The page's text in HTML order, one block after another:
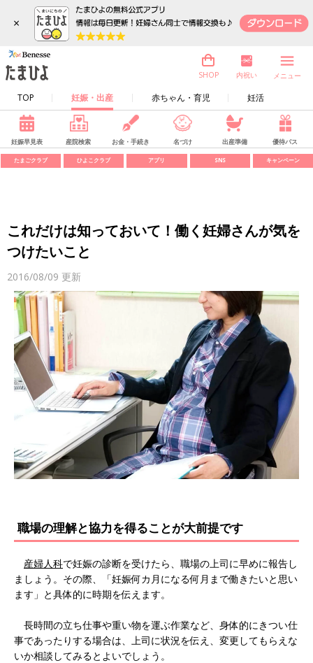
×
TOP 妊娠・出産 赤ちゃん・育児 妊活
SHOP 内祝い メニュー
妊娠早見表 産院検索 お金・手続き 名づけ 出産準備 優待パス
たまごクラブ ひよこクラブ アプリ SNS キャンペーン
これだけは知っておいて！働く妊婦さんが気を
つけたいこと
2016/08/09 更新
職場の理解と協力を得ることが大前提です
産婦人科で妊娠の診断を受けたら、職場の上司に早めに報告し
ましょう。その際、「妊娠何カ月になる何月まで働きたいと思い
ます」と具体的に時期を伝えます。
長時間の立ち仕事や重い物を運ぶ作業など、身体的にきつい仕
事であったりする場合は、上司に状況を伝え、変更してもらえな
いか相談してみるとよいでしょう。